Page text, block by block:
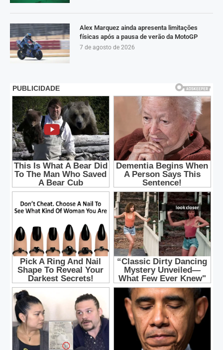
Alex Marquez ainda apresenta limitações
físicas após a pausa de verão da MotoGP
7 de agosto de 2026